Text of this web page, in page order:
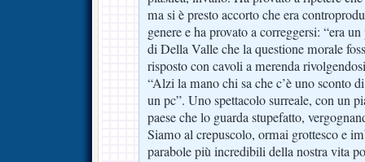
ma si è presto accorto che era
genere e ha provato a correggersi: “era
di Della Valle che la questione morale
risposto con cavoli a merenda
“Alzi la mano chi sa che c’è uno sconto
un pc”. Uno spettacolo surreale, con un
paese che lo guarda stupefatto,
Siamo al crepuscolo, ormai grottesco e
parabole più incredibili della nostra vita